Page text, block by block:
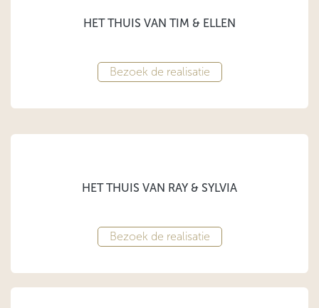
HET THUIS VAN TIM & ELLEN
Bezoek de realisatie
HET THUIS VAN RAY & SYLVIA
Bezoek de realisatie